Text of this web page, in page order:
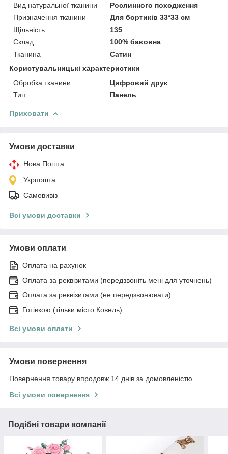
Вид натуральної тканини
Рослинного походження
Призначення тканини
Для бортиків 33*33 см
Щільність
135
Склад
100% бавовна
Тканина
Сатин
Користувальницькі характеристики
Обробка тканини
Цифровий друк
Тип
Панель
Приховати
Умови доставки
Нова Пошта
Укрпошта
Самовивіз
Всі умови доставки
Умови оплати
Оплата на рахунок
Оплата за реквізитами (передзвоніть мені для уточнень)
Оплата за реквізитами (не передзвонювати)
Готівкою (тільки місто Ковель)
Всі умови оплати
Умови повернення
Повернення товару впродовж 14 днів за домовленістю
Всі умови повернення
Подібні товари компанії